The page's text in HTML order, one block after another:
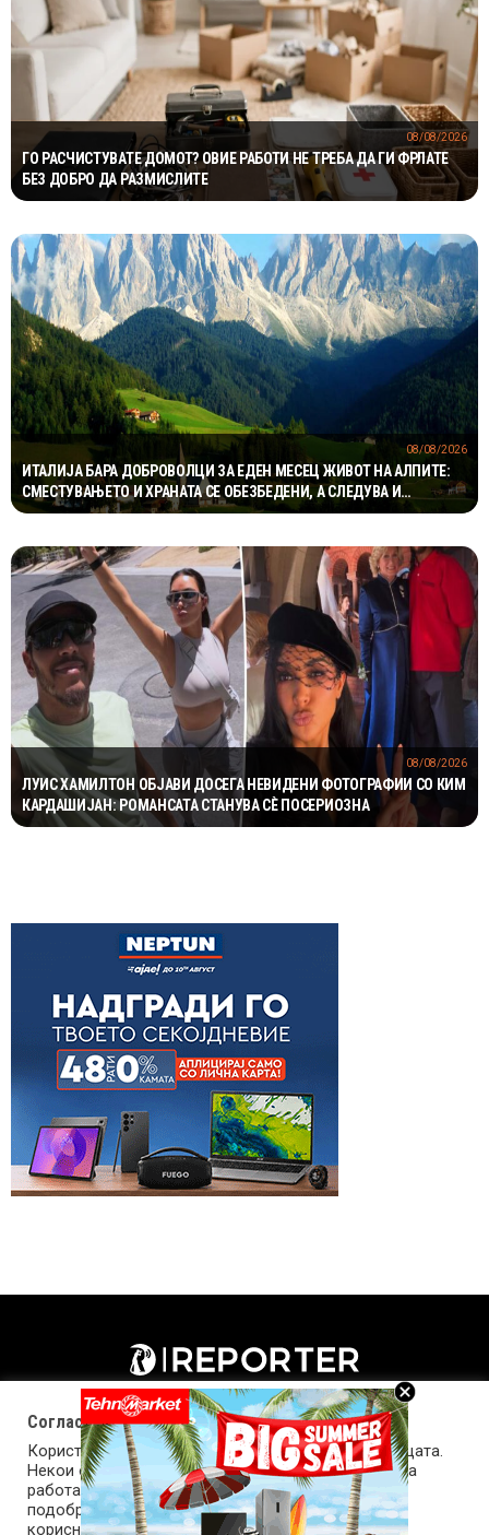
ГО РАСЧИСТУВАТЕ ДОМОТ? ОВИЕ РАБОТИ НЕ ТРЕБА ДА ГИ ФРЛАТЕ
БЕЗ ДОБРО ДА РАЗМИСЛИТЕ
08/08/2026
ИТАЛИЈА БАРА ДОБРОВОЛЦИ ЗА ЕДЕН МЕСЕЦ ЖИВОТ НА АЛПИТЕ:
СМЕСТУВАЊЕТО И ХРАНАТА СЕ ОБЕЗБЕДЕНИ, А СЛЕДУВА И
НАДОМЕСТ ОД 400 ЕВРА
08/08/2026
ЛУИС ХАМИЛТОН ОБЈАВИ ДОСЕГА НЕВИДЕНИ ФОТОГРАФИИ СО КИМ
КАРДАШИЈАН: РОМАНСАТА СТАНУВА СÈ ПОСЕРИОЗНА
08/08/2026
Согласност за колачиња (cookies)
Користиме колачиња за оптимизирање на страницата.
Некои од колачињата се од суштинско значење за
работата на страницата, а други помагаат да ја
подобриме оваа интернет страница и вашето
корисничко искуство. Напомена: задолжителните